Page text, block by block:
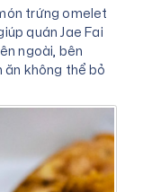
trứng omelet
quán Jae Fai
ngoài, bên
không thể bỏ